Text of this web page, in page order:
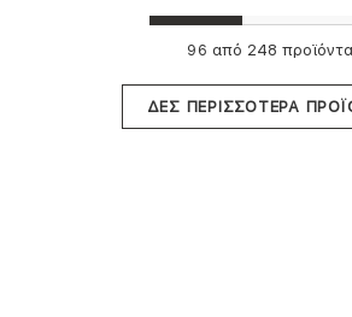
96 από 248 προϊόντα
ΔΕΣ ΠΕΡΙΣΣΟΤΕΡΑ